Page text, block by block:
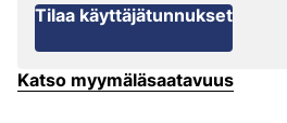
Tilaa käyttäjätunnukset
Katso myymäläsaatavuus